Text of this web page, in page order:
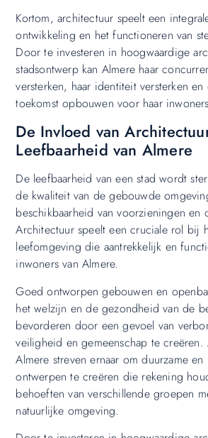
Kortom, architectuur speelt een
ontwikkeling en het functioneren van
Door te investeren in hoogwaardige
stadsontwerp kan Almere haar
versterken, haar identiteit versterken en
toekomst opbouwen voor haar
De Invloed van
Leefbaarheid van Almere
De leefbaarheid van een stad wordt
de kwaliteit van de gebouwde
beschikbaarheid van voorzieningen en
Architectuur speelt een cruciale rol bij
leefomgeving die aantrekkelijk en
inwoners van Almere.
Goed ontworpen gebouwen en
het welzijn en de gezondheid van de
bevorderen door een gevoel van
veiligheid en gemeenschap te
Almere streven ernaar om duurzame en
ontwerpen te creëren die rekening
behoeften van verschillende groepen
natuurlijke omgeving.